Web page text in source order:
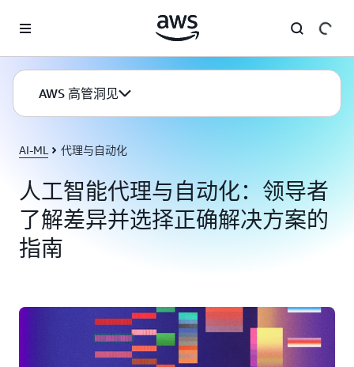
AWS 高管洞见
AI-ML 代理与自动化
人工智能代理与自动化：领导者
了解差异并选择正确解决方案的
指南